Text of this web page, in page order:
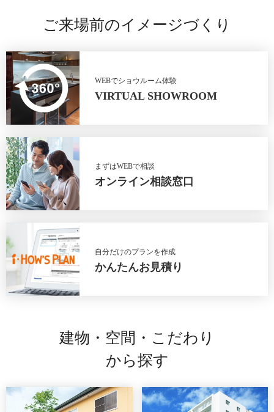
ご来場前のイメージづくり
WEBでショウルーム体験
VIRTUAL SHOWROOM
まずはWEBで相談
オンライン相談窓口
自分だけのプランを作成
かんたんお見積り
建物・空間・こだわり
から探す